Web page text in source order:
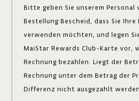
Bitte geben Sie unserem Personal
Bestellung Bescheid, dass Sie Ihre
verwenden möchten, und legen
MaiStar Rewards Club-Karte vor,
Rechnung bezahlen. Liegt der
Rechnung unter dem Betrag der
Differenz nicht ausgezahlt